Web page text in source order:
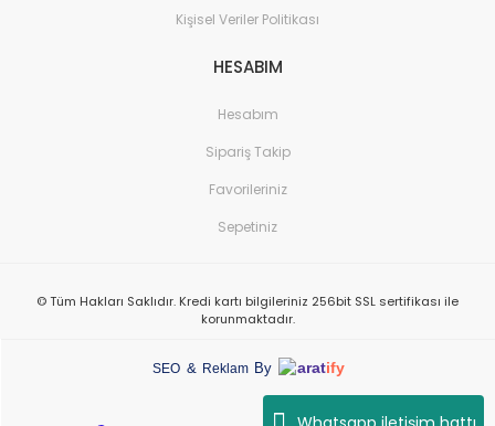
Kişisel Veriler Politikası
HESABIM
Hesabım
Sipariş Takip
Favorileriniz
Sepetiniz
© Tüm Hakları Saklıdır. Kredi kartı bilgileriniz 256bit SSL sertifikası ile
korunmaktadır.
SEO & Reklam By aratify